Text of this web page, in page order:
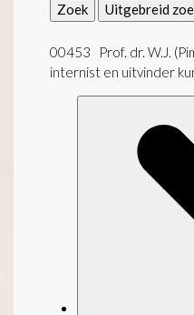
Zoek Uitgebreid
00453 Prof. dr. W.J.
internist en uitvinder